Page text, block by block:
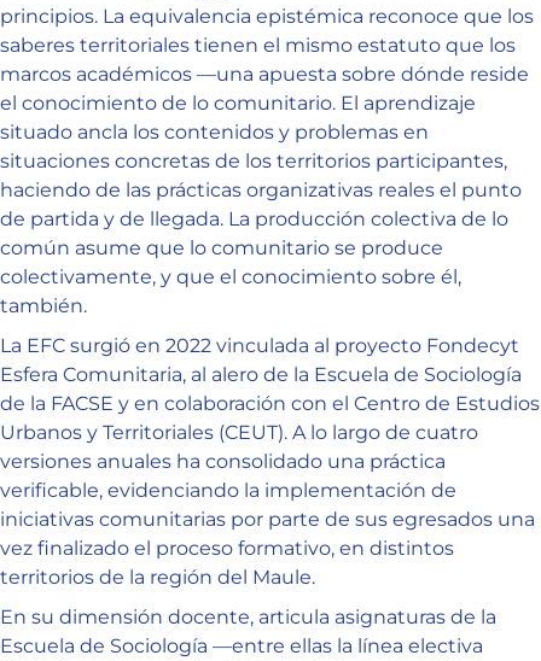
principios. La equivalencia epistémica reconoce que los
saberes territoriales tienen el mismo estatuto que los
marcos académicos —una apuesta sobre dónde reside
el conocimiento de lo comunitario. El aprendizaje
situado ancla los contenidos y problemas en
situaciones concretas de los territorios participantes,
haciendo de las prácticas organizativas reales el punto
de partida y de llegada. La producción colectiva de lo
común asume que lo comunitario se produce
colectivamente, y que el conocimiento sobre él,
también.
La EFC surgió en 2022 vinculada al proyecto Fondecyt
Esfera Comunitaria, al alero de la Escuela de Sociología
de la FACSE y en colaboración con el Centro de Estudios
Urbanos y Territoriales (CEUT). A lo largo de cuatro
versiones anuales ha consolidado una práctica
verificable, evidenciando la implementación de
iniciativas comunitarias por parte de sus egresados una
vez finalizado el proceso formativo, en distintos
territorios de la región del Maule.
En su dimensión docente, articula asignaturas de la
Escuela de Sociología —entre ellas la línea electiva